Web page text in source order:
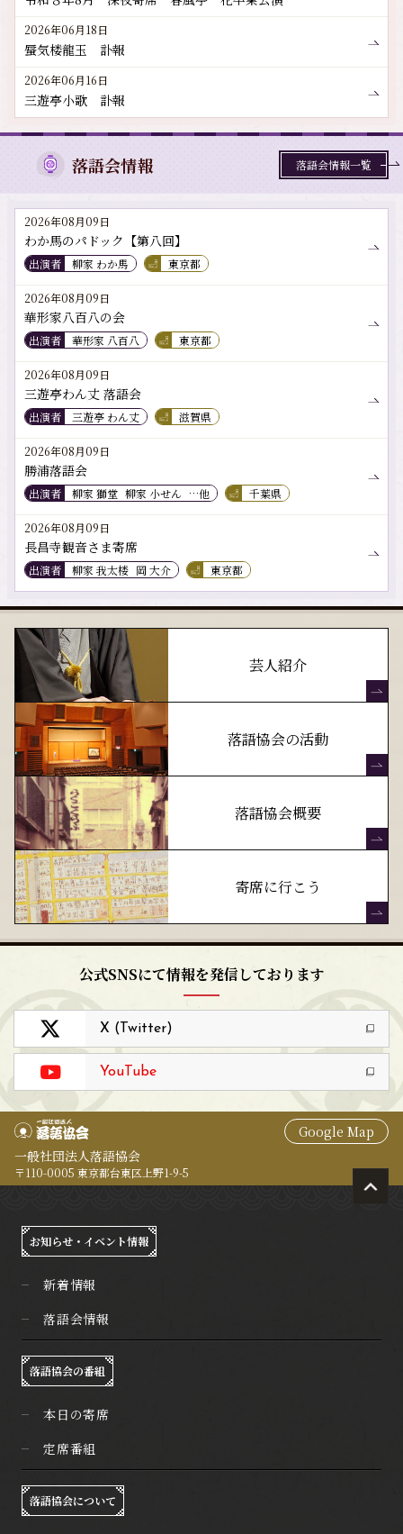
2026年06月18日
蜃気楼龍玉 訃報
2026年06月16日
三遊亭小歌 訃報
落語会情報
2026年08月09日
わか馬のパドック【第八回】
出演者 柳家 わか馬 東京都
2026年08月09日
華形家八百八の会
出演者 華形家 八百八 東京都
2026年08月09日
三遊亭わん丈 落語会
出演者 三遊亭 わん丈 滋賀県
2026年08月09日
勝浦落語会
出演者 柳家 獅堂 柳家 小せん …他 千葉県
2026年08月09日
長昌寺観音さま寄席
出演者 柳家 我太楼 岡 大介 東京都
落語会情報一覧
芸人紹介
落語協会の活動
落語協会概要
寄席に行こう
公式SNSにて情報を発信しております
X (Twitter)
YouTube
Google Map
一般社団法人落語協会
〒110-0005 東京都台東区上野1-9-5
お知らせ・イベント情報
新着情報
落語会情報
落語協会の番組
本日の寄席
定席番組
落語協会について